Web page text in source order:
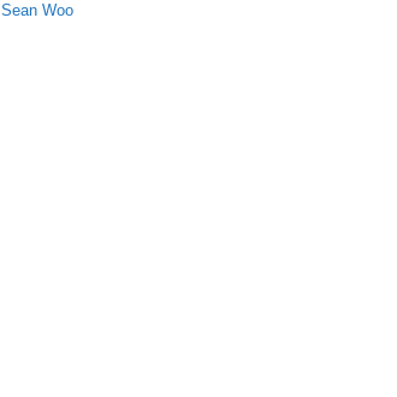
Sean Woo